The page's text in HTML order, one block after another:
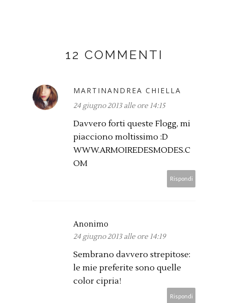
12 COMMENTI
MARTINANDREA CHIELLA
24 giugno 2013 alle ore 14:15
Davvero forti queste Flogg, mi
piacciono moltissimo :D
WWW.ARMOIREDESMODES.C
OM
Rispondi
Anonimo
24 giugno 2013 alle ore 14:19
Sembrano davvero strepitose:
le mie preferite sono quelle
color cipria!
Rispondi